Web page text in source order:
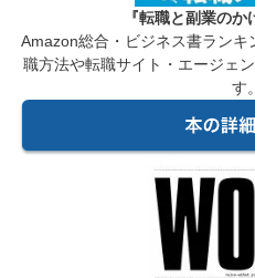
『転職と副業のか
Amazon総合・ビジネス書ラン
職方法や転職サイト・エージェ
す。